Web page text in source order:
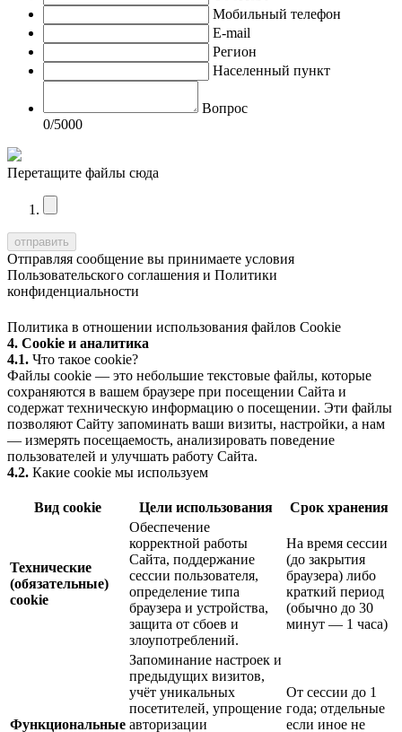
Мобильный телефон
E-mail
Регион
Населенный пункт
Вопрос
0/5000
Перетащите файлы сюда
Отправляя сообщение вы принимаете условия
Пользовательского соглашения и Политики
конфиденциальности
Политика в отношении использования файлов Cookie
4. Cookie и аналитика
4.1. Что такое cookie?
Файлы cookie — это небольшие текстовые файлы, которые
сохраняются в вашем браузере при посещении Сайта и
содержат техническую информацию о посещении. Эти файлы
позволяют Сайту запоминать ваши визиты, настройки, а нам
— измерять посещаемость, анализировать поведение
пользователей и улучшать работу Сайта.
4.2. Какие cookie мы используем
Вид cookie Цели использования Срок хранения
Технические
(обязательные)
cookie
Обеспечение
корректной работы
Сайта, поддержание
сессии пользователя,
определение типа
браузера и устройства,
защита от сбоев и
злоупотреблений.
На время сессии
(до закрытия
браузера) либо
краткий период
(обычно до 30
минут — 1 часа)
Функциональные
Запоминание настроек и
предыдущих визитов,
учёт уникальных
посетителей, упрощение
авторизации
От сессии до 1
года; отдельные
если иное не